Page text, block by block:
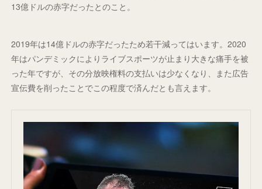
13億ドルの赤字だったとのこと。
2019年は14億ドルの赤字だったため若干減ってはいます。2020
年はパンデミックによりライブスポーツが止まり大きな痛手を被
った年ですが、その分放映権料の支払いは少なくなり、また広告
宣伝費を削ったことでこの程度で済んだとも言えます。